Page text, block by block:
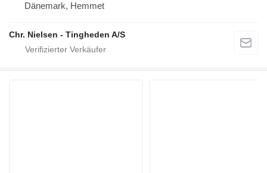
Dänemark, Hemmet
Chr. Nielsen - Tingheden A/S